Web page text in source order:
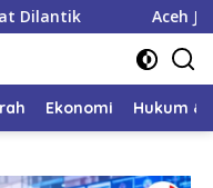
Aceh Jaya Peroleh
Ekonomi Hukum &